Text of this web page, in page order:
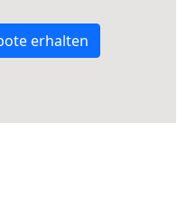
erhalten